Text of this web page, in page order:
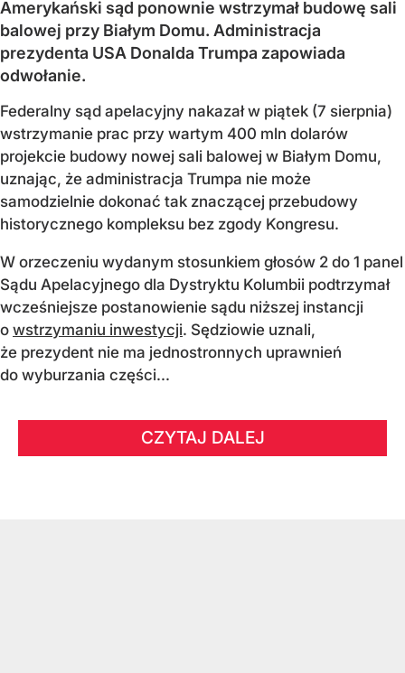
Amerykański sąd ponownie wstrzymał budowę sali
balowej przy Białym Domu. Administracja
prezydenta USA Donalda Trumpa zapowiada
odwołanie.
Federalny sąd apelacyjny nakazał w piątek (7 sierpnia)
wstrzymanie prac przy wartym 400 mln dolarów
projekcie budowy nowej sali balowej w Białym Domu,
uznając, że administracja Trumpa nie może
samodzielnie dokonać tak znaczącej przebudowy
historycznego kompleksu bez zgody Kongresu.
W orzeczeniu wydanym stosunkiem głosów 2 do 1 panel
Sądu Apelacyjnego dla Dystryktu Kolumbii podtrzymał
wcześniejsze postanowienie sądu niższej instancji
o wstrzymaniu inwestycji. Sędziowie uznali,
że prezydent nie ma jednostronnych uprawnień
do wyburzania części...
CZYTAJ DALEJ